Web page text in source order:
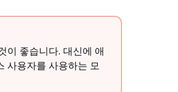
이 좋습니다. 대신에 애
사용자를 사용하는 모